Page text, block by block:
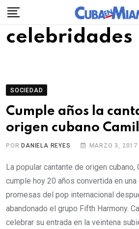
Skip
content
celebridades
SOCIEDAD
Cumple años la
origen cubano
POR DANIELA REYES MARZO 3, 2017
La popular cantante de origen cubano,
cumple hoy 20 años convertida en
promesas del pop internacional
abandonado el grupo Fifth Harmony.
celebrar su entrada en la veintena